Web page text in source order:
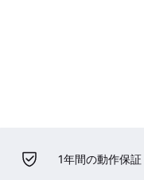
1年間の動作保証